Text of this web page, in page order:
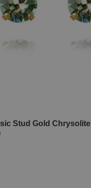
Stud Gold Chrysolite